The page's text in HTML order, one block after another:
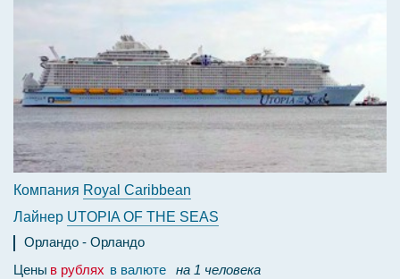
Компания Royal Caribbean
Лайнер UTOPIA OF THE SEAS
Орландо
Орландо
Цены в рублях в валюте на 1 человека